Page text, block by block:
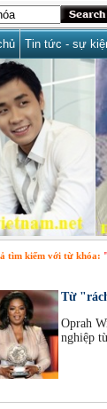
Tin tức - sự
tìm kiếm với từ khóa:
Từ
Oprah
nghiệp